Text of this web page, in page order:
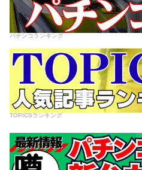
パチンコランキング
TOPICSランキング